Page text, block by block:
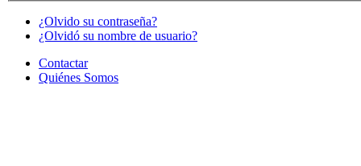
¿Olvido su contraseña?
¿Olvidó su nombre de usuario?
Contactar
Quiénes Somos